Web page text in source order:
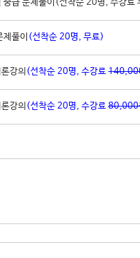
중급 문제풀이(선착순 20명, 수강료
풀이 (선착순 20명, 무료)
강의 (선착순 20명, 수강료
강의 (선착순 20명, 수강료 80,000